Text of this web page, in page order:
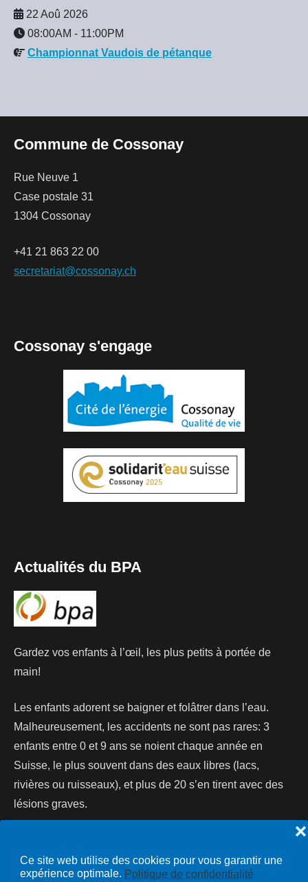
Ce site web utilise des cookies pour vous garantir une
expérience optimale. Politique de confidentialité
❌
22 Aoû 2026
08:00AM - 11:00PM
Championnat Vaudois de pétanque
Commune de Cossonay
Rue Neuve 1
Case postale 31
1304 Cossonay
+41 21 863 22 00
secretariat@cossonay.ch
Cossonay s'engage
Actualités du BPA
Gardez vos enfants à l’œil, les plus petits à portée de
main!
Les enfants adorent se baigner et folâtrer dans l’eau.
Malheureusement, les accidents ne sont pas rares: 3
enfants entre 0 et 9 ans se noient chaque année en
Suisse, le plus souvent dans des eaux libres (lacs,
rivières ou ruisseaux), et plus de 20 s’en tirent avec des
lésions graves.